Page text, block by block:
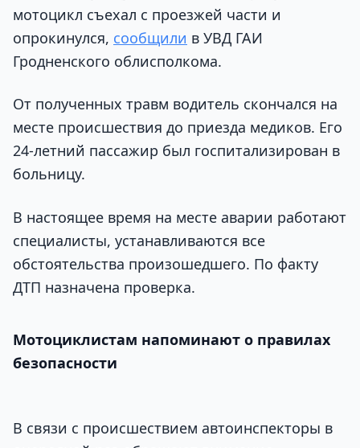
мотоцикл съехал с проезжей части и
опрокинулся, сообщили в УВД ГАИ
Гродненского облисполкома.
От полученных травм водитель скончался на
месте происшествия до приезда медиков. Его
24-летний пассажир был госпитализирован в
больницу.
В настоящее время на месте аварии работают
специалисты, устанавливаются все
обстоятельства произошедшего. По факту
ДТП назначена проверка.
Мотоциклистам напоминают о правилах
безопасности
В связи с происшествием автоинспекторы в